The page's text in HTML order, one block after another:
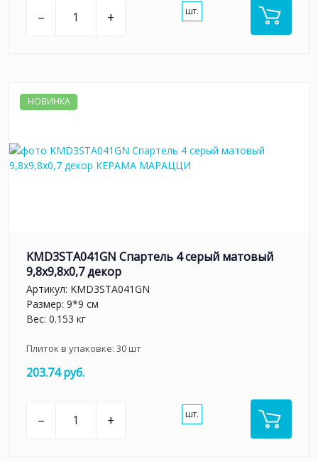
– + шт.
НОВИНКА
KMD3STA041GN Спартель 4 серый матовый
9,8x9,8x0,7 декор
Артикул: KMD3STA041GN
Размер: 9*9 см
Вес: 0.153 кг
Плиток в упаковке: 30шт
203.74 руб.
– + шт.